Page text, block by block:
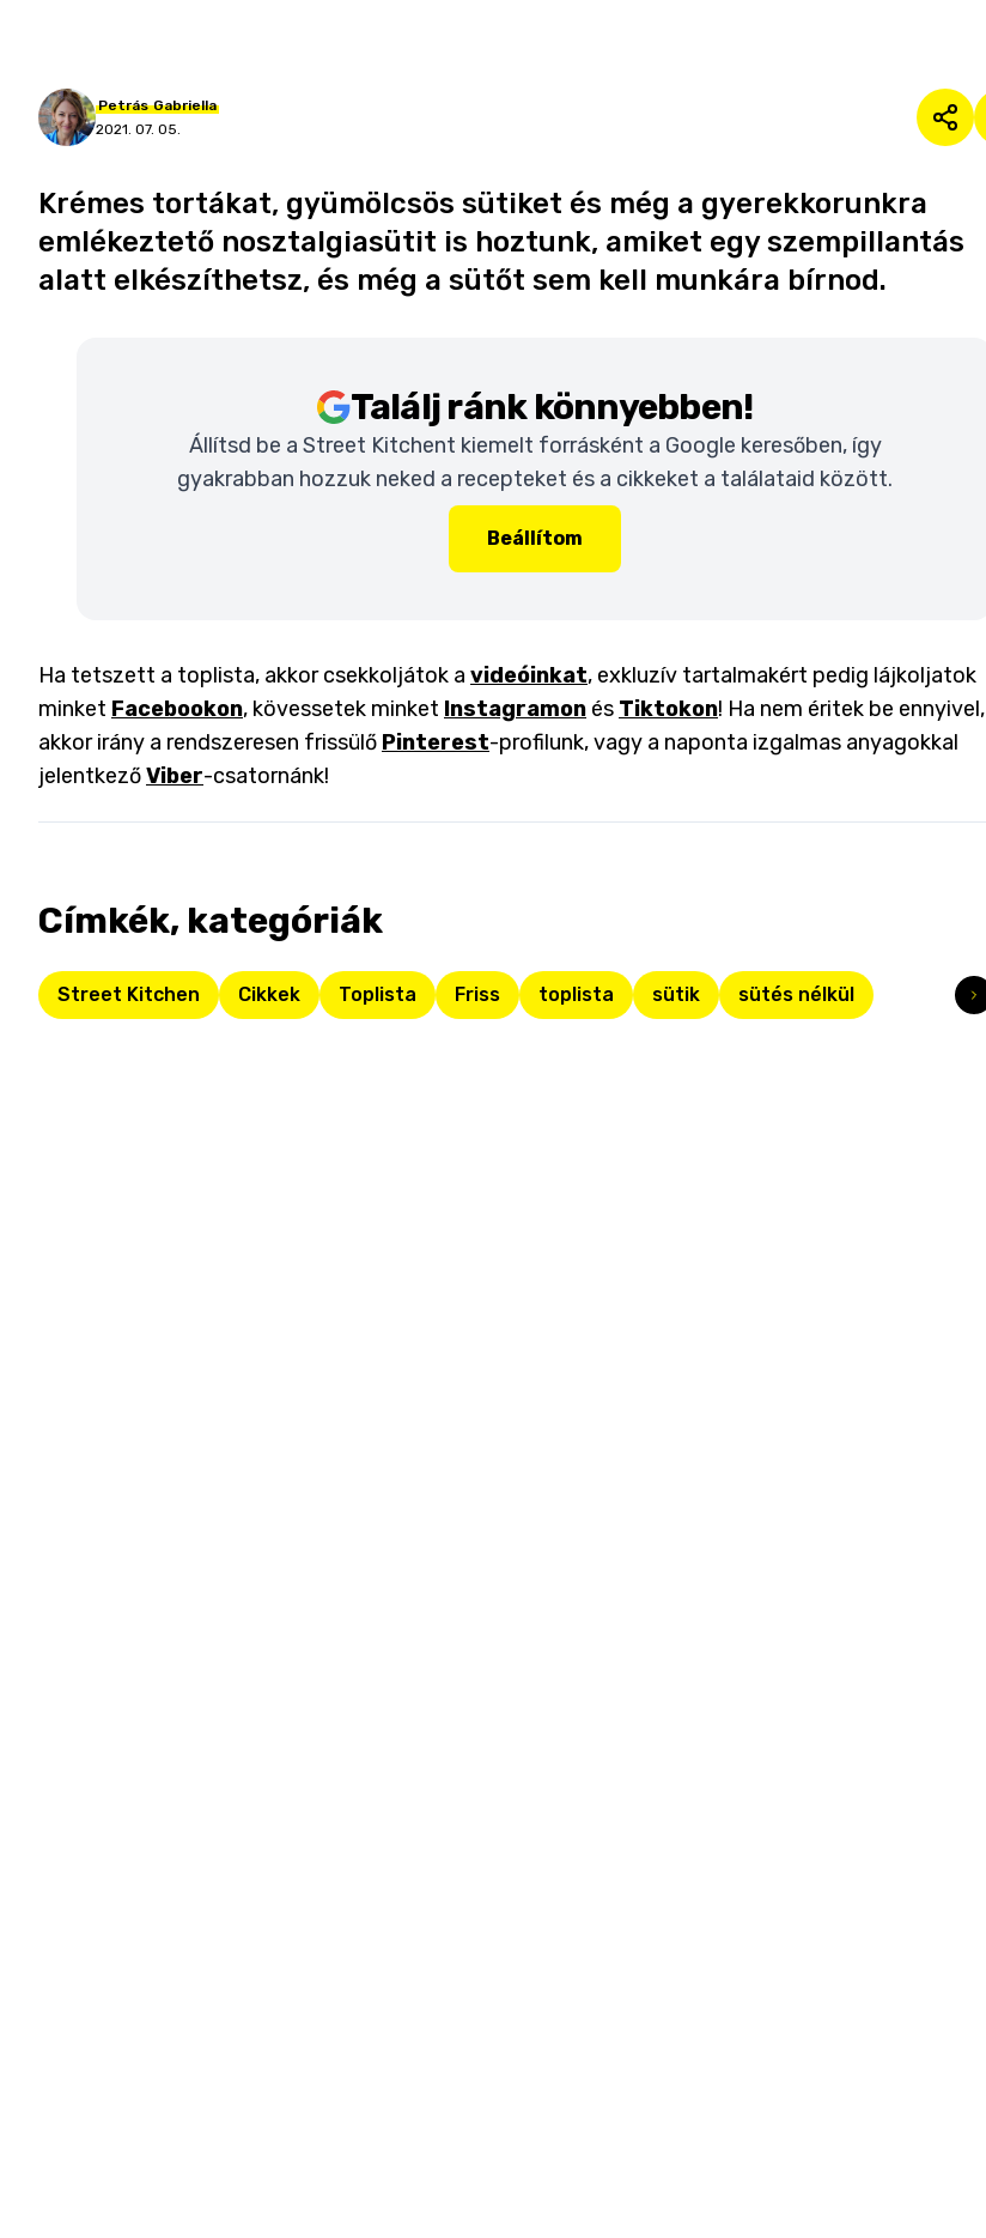
Petrás Gabriella
2021. 07. 05.
Krémes tortákat, gyümölcsös sütiket és még a gyerekkorunkra
emlékeztető nosztalgiasütit is hoztunk, amiket egy szempillantás
alatt elkészíthetsz, és még a sütőt sem kell munkára bírnod.
Találj ránk könnyebben!
Állítsd be a Street Kitchent kiemelt forrásként a Google keresőben, így
gyakrabban hozzuk neked a recepteket és a cikkeket a találataid között.
Beállítom
Ha tetszett a toplista, akkor csekkoljátok a videóinkat, exkluzív tartalmakért pedig lájkoljatok
minket Facebookon, kövessetek minket Instagramon és Tiktokon! Ha nem éritek be ennyivel,
akkor irány a rendszeresen frissülő Pinterest-profilunk, vagy a naponta izgalmas anyagokkal
jelentkezőViber-csatornánk!
Címkék, kategóriák
Street Kitchen Cikkek Toplista Friss toplista sütik sütés nélkül